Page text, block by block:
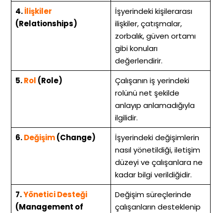
4.İlişkiler
(Relationships)
İşyerindeki kişilerarası
ilişkiler, çatışmalar,
zorbalık, güven ortamı
gibi konuları
değerlendirir.
5.Rol (Role)
Çalışanın iş yerindeki
rolünü net şekilde
anlayıp anlamadığıyla
ilgilidir.
6.Değişim(Change)
İşyerindeki değişimlerin
nasıl yönetildiği, iletişim
düzeyi ve çalışanlara ne
kadar bilgi verildiğidir.
7.Yönetici Desteği
(Management of
Değişim süreçlerinde
çalışanların desteklenip